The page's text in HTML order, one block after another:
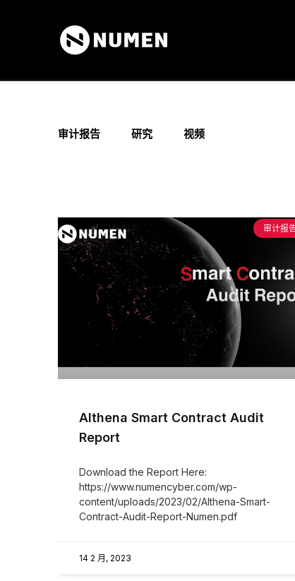
审计报告 研究 视频
审计报
Althena Smart Contract Audit
Report
Download the Report Here:
https://www.numencyber.com/wp-
content/uploads/2023/02/Althena-Smart-
Contract-Audit-Report-Numen.pdf
14 2 月, 2023